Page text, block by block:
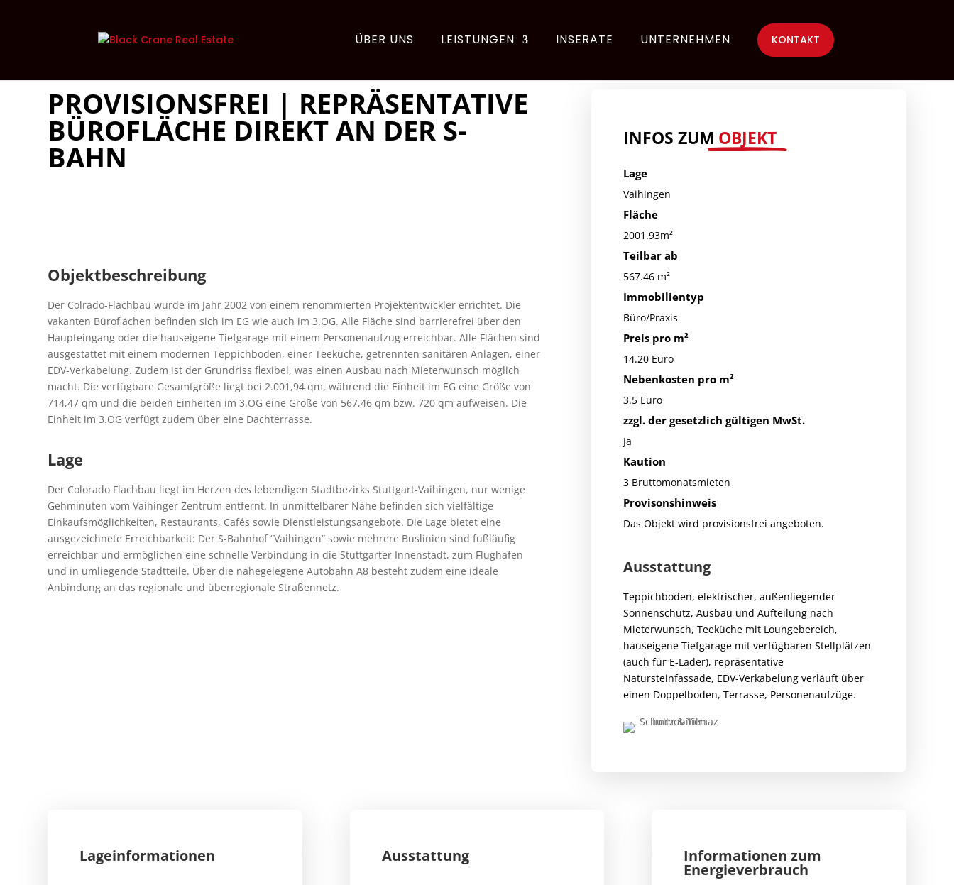
ÜBER UNS LEISTUNGEN INSERATE UNTERNEHMEN KONTAKT
PROVISIONSFREI | REPRÄSENTATIVE
BÜROFLÄCHE DIREKT AN DER S-
BAHN
Objektbeschreibung
Der Colrado-Flachbau wurde im Jahr 2002 von einem renommierten Projektentwickler errichtet. Die
vakanten Büroflächen befinden sich im EG wie auch im 3.OG. Alle Fläche sind barrierefrei über den
Haupteingang oder die hauseigene Tiefgarage mit einem Personenaufzug erreichbar. Alle Flächen sind
ausgestattet mit einem modernen Teppichboden, einer Teeküche, getrennten sanitären Anlagen, einer
EDV-Verkabelung. Zudem ist der Grundriss flexibel, was einen Ausbau nach Mieterwunsch möglich
macht. Die verfügbare Gesamtgröße liegt bei 2.001,94 qm, während die Einheit im EG eine Größe von
714,47 qm und die beiden Einheiten im 3.OG eine Größe von 567,46 qm bzw. 720 qm aufweisen. Die
Einheit im 3.OG verfügt zudem über eine Dachterrasse.
Lage
Der Colorado Flachbau liegt im Herzen des lebendigen Stadtbezirks Stuttgart-Vaihingen, nur wenige
Gehminuten vom Vaihinger Zentrum entfernt. In unmittelbarer Nähe befinden sich vielfältige
Einkaufsmöglichkeiten, Restaurants, Cafés sowie Dienstleistungsangebote. Die Lage bietet eine
ausgezeichnete Erreichbarkeit: Der S-Bahnhof “Vaihingen” sowie mehrere Buslinien sind fußläufig
erreichbar und ermöglichen eine schnelle Verbindung in die Stuttgarter Innenstadt, zum Flughafen
und in umliegende Stadtteile. Über die nahegelegene Autobahn A8 besteht zudem eine ideale
Anbindung an das regionale und überregionale Straßennetz.
INFOS ZUM OBJEKT
Lage
Vaihingen
Fläche
2001.93m²
Teilbar ab
567.46 m²
Immobilientyp
Büro/Praxis
Preis pro m²
14.20 Euro
Nebenkosten pro m²
3.5 Euro
zzgl. der gesetzlich gültigen MwSt.
Ja
Kaution
3 Bruttomonatsmieten
Provisonshinweis
Das Objekt wird provisionsfrei angeboten.
Ausstattung
Teppichboden, elektrischer, außenliegender
Sonnenschutz, Ausbau und Aufteilung nach
Mieterwunsch, Teeküche mit Loungebereich,
hauseigene Tiefgarage mit verfügbaren Stellplätzen
(auch für E-Lader), repräsentative
Natursteinfassade, EDV-Verkabelung verläuft über
einen Doppelboden, Terrasse, Personenaufzüge.
Lageinformationen Ausstattung Informationen zum
Energieverbrauch